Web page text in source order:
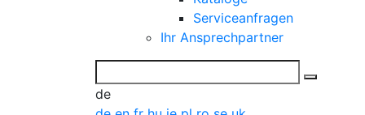
Serviceanfragen
Ihr Ansprechpartner
de